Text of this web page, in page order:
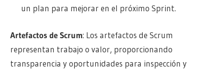
un plan para mejorar en el próximo Sprint.
Artefactos de Scrum: Los artefactos de Scrum
representan trabajo o valor, proporcionando
transparencia y oportunidades para inspección y